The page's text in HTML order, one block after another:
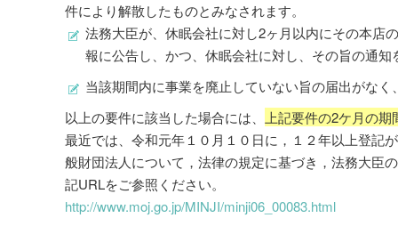
件により解散したものとみなされます。
法務大臣が、休眠会社に対し2ヶ月以内にその本店
報に公告し、かつ、休眠会社に対し、その旨の通知
当該期間内に事業を廃止していない旨の届出がな
以上の要件に該当した場合には、上記要件の2ケ月の
最近では、令和元年１０月１０日に，１２年以上登記
般財団法人について，法律の規定に基づき，法務大臣
記URLをご参照ください。
http://www.moj.go.jp/MINJI/minji06_00083.html